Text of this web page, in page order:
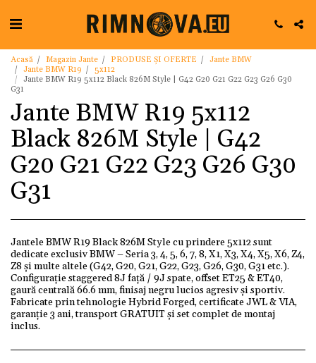
Acasă Magazin Jante PRODUSE ȘI OFERTE
Jante BMW
Jante BMW R19
5x112
Jante BMW R19 5x112 Black 826M Style | G42 G20 G21 G22 G23 G26 G30
G31
Jante BMW R19 5x112
Black 826M Style | G42
G20 G21 G22 G23 G26 G30
G31
Jantele BMW R19 Black 826M Style cu prindere 5x112 sunt
dedicate exclusiv BMW – Seria 3, 4, 5, 6, 7, 8, X1, X3, X4, X5, X6, Z4,
Z8 și multe altele (G42, G20, G21, G22, G23, G26, G30, G31 etc.).
Configurație staggered 8J față / 9J spate, offset ET25 & ET40,
gaură centrală 66.6 mm, finisaj negru lucios agresiv și sportiv.
Fabricate prin tehnologie Hybrid Forged, certificate JWL & VIA,
garanție 3 ani, transport GRATUIT și set complet de montaj
inclus.